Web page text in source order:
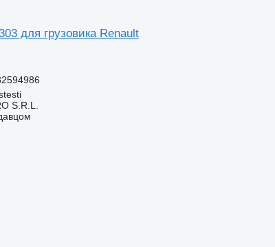
для грузовика Renault
S.R.L.